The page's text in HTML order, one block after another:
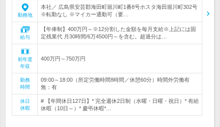
勤務地
本社／ 広島県安芸郡海田町堀川町1番8号ホスタ海田堀川町302号
※転勤なし ※マイカー通勤可（要…
給与
【年俸制】400万円～※12分割した金額を毎月支給※上記には固
定残業代 月30時間/6万4500円～を含む。超過分は…
初年度
年収
400万円～750万円
勤務
時間
09:00～18:00（所定労働時間8時間／休憩60分）時間外労働有
無：有
休日
休暇
# 【年間休日127日】* 完全週休2日制（水曜・日曜・祝日）* 有給
休暇（10日～）* 慶弔休暇*…